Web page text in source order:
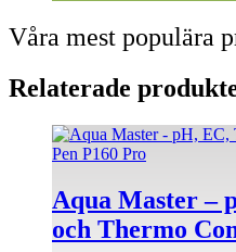
Våra mest populära
Relaterade
Aqua Master –
och Thermo